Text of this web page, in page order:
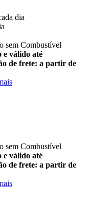
dia
sem Combustível
e válido até
de frete: a partir de
sem Combustível
e válido até
de frete: a partir de